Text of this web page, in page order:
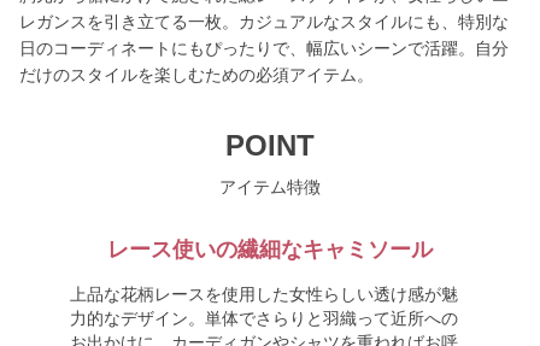
レガンスを引き立てる一枚。カジュアルなスタイルにも、特別な
日のコーディネートにもぴったりで、幅広いシーンで活躍。自分
だけのスタイルを楽しむための必須アイテム。
POINT
アイテム特徴
レース使いの繊細なキャミソール
上品な花柄レースを使用した女性らしい透け感が魅
力的なデザイン。単体でさらりと羽織って近所への